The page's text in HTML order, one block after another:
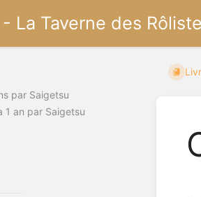
La Taverne des
par Saigetsu
1 an par Saigetsu